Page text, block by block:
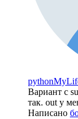
Вариант с
так. out у
Написано